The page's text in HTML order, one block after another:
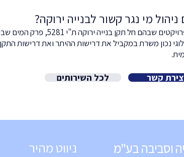
מי נגר קשור לבנייה ירוקה?
כן. בפרויקטים שבהם חל
נכון משרת במקביל את דרישות ההיתר ואת דרישות
לכל השירותים קשר
ניווט מהיר וסביבה בע"מ